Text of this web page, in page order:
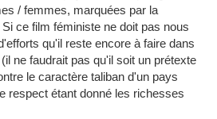
/ femmes, marquées par la
ce film féministe ne doit pas nous
qu'il reste encore à faire dans
ne faudrait pas qu'il soit un prétexte
le caractère taliban d'un pays
respect étant donné les richesses